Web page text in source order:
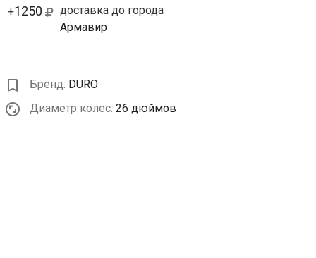
+1250
доставка до города
Армавир
Бренд: DURO
Диаметр колес: 26 дюймов